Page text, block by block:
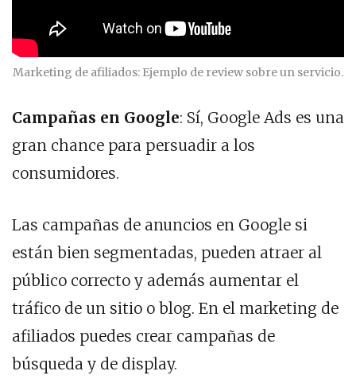
Marketing de afiliados: Ejemplo de review sobre un servicio.
Campañas en Google: Sí, Google Ads es una
gran chance para persuadir a los
consumidores.
Las campañas de anuncios en Google si
están bien segmentadas, pueden atraer al
público correcto y además aumentar el
tráfico de un sitio o blog. En el marketing de
afiliados puedes crear campañas de
búsqueda y de display.